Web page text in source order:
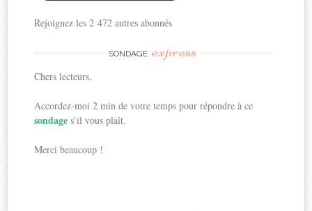
Rejoignez les 2 472 autres abonnés
SONDAGE express
Chers lecteurs,
Accordez-moi 2 min de votre temps pour répondre à ce
sondages’il vous plaît.
Merci beaucoup !